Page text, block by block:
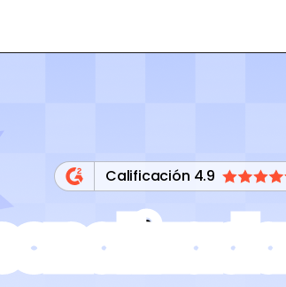
Calificación 4.9